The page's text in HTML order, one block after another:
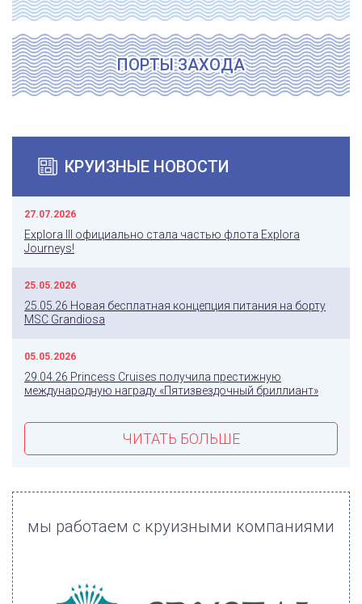
ПОРТЫ ЗАХОДА
КРУИЗНЫЕ НОВОСТИ
27.07.2026
Explora III официально стала частью флота Explora
Journeys!
25.05.2026
25.05.26 Новая бесплатная концепция питания на борту
MSC Grandiosa
05.05.2026
29.04.26 Princess Cruises получила престижную
международную награду «Пятизвездочный бриллиант»
ЧИТАТЬ БОЛЬШЕ
мы работаем с круизными компаниями